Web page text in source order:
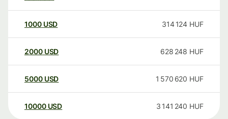
1000 USD 314 124 HUF
2000 USD 628 248 HUF
5000 USD 1 570 620 HUF
10000 USD 3 141 240 HUF